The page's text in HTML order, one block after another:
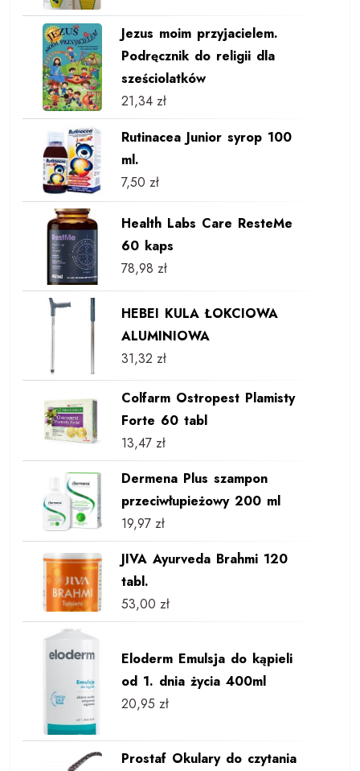
Jezus moim przyjacielem.
Podręcznik do religii dla
sześciolatków
21,34 zł
Rutinacea Junior syrop 100
ml.
7,50 zł
Health Labs Care ResteMe
60 kaps
78,98 zł
HEBEI KULA ŁOKCIOWA
ALUMINIOWA
31,32 zł
Colfarm Ostropest Plamisty
Forte 60 tabl
13,47 zł
Dermena Plus szampon
przeciwłupieżowy 200 ml
19,97 zł
JIVA Ayurveda Brahmi 120
tabl.
53,00 zł
Eloderm Emulsja do kąpieli
od 1. dnia życia 400ml
20,95 zł
Prostaf Okulary do czytania